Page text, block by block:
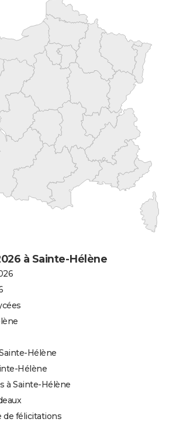
à Sainte-Hélène
Hélène
Hélène
à Sainte-Hélène
de félicitations